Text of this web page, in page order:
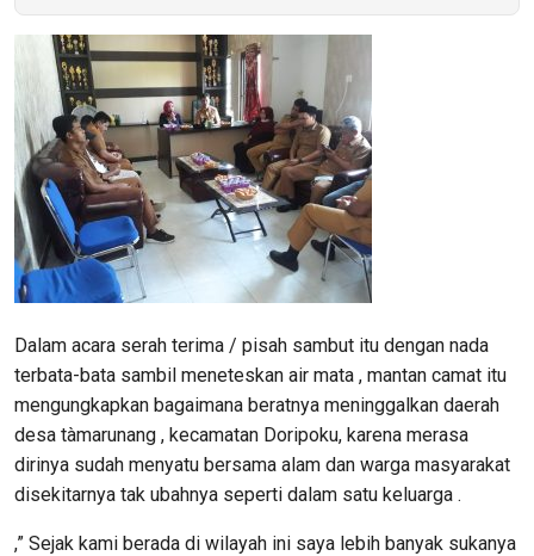
Dalam acara serah terima / pisah sambut itu dengan nada
terbata-bata sambil meneteskan air mata , mantan camat itu
mengungkapkan bagaimana beratnya meninggalkan daerah
desa tàmarunang , kecamatan Doripoku, karena merasa
dirinya sudah menyatu bersama alam dan warga masyarakat
disekitarnya tak ubahnya seperti dalam satu keluarga .
,” Sejak kami berada di wilayah ini saya lebih banyak sukanya